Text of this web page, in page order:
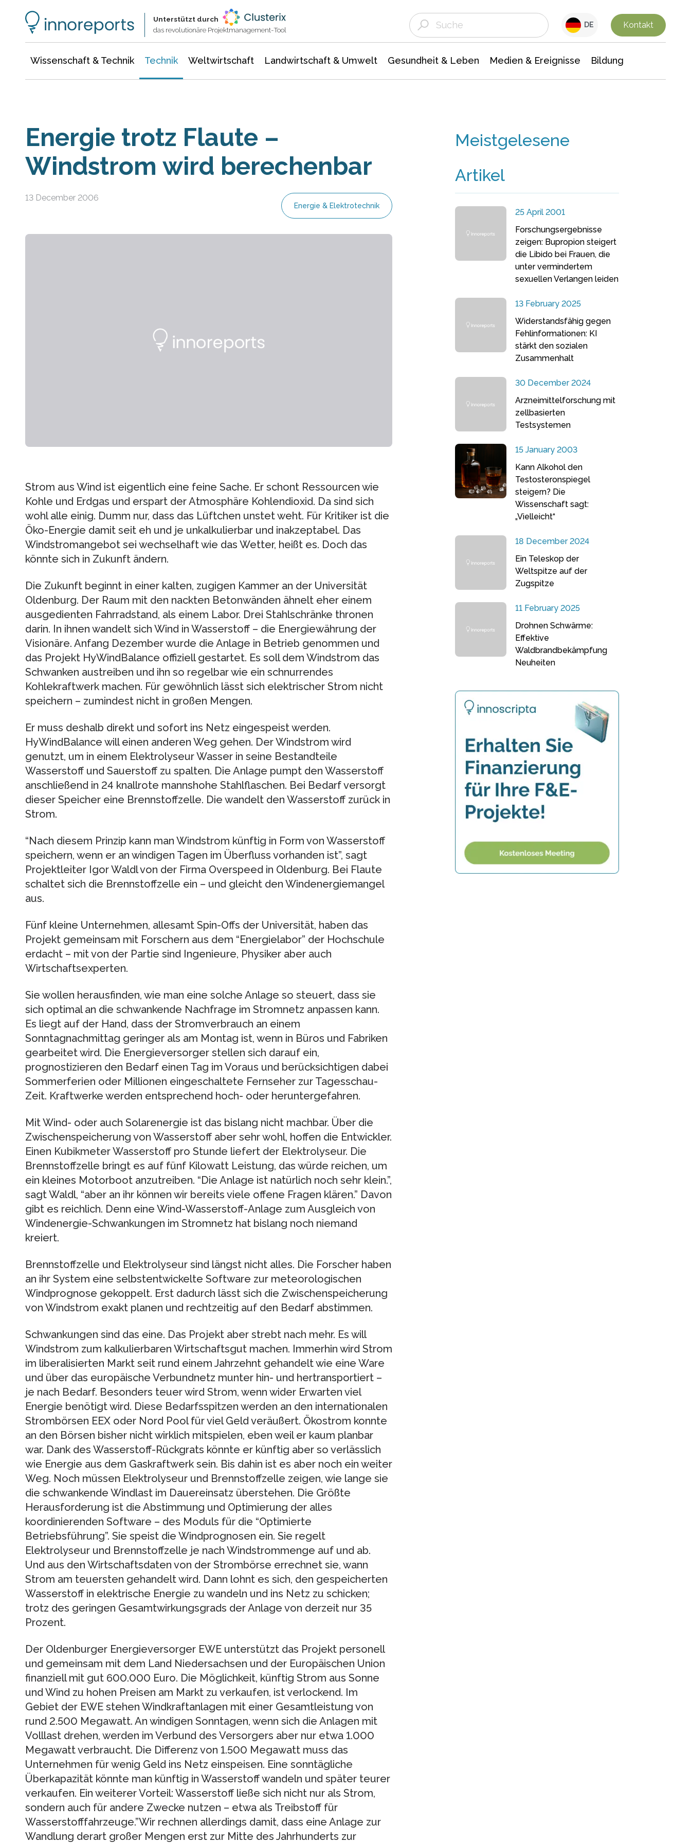
Unterstützt durch
das revolutionäre Projektmanagement-Tool
DE Kontakt
Wissenschaft & Technik Technik Weltwirtschaft Landwirtschaft & Umwelt Gesundheit & Leben Medien & Ereignisse Bildung
Energie trotz Flaute –
Windstrom wird berechenbar
13 December 2006
Energie & Elektrotechnik
Strom aus Wind ist eigentlich eine feine Sache. Er schont Ressourcen wie
Kohle und Erdgas und erspart der Atmosphäre Kohlendioxid. Da sind sich
wohl alle einig. Dumm nur, dass das Lüftchen unstet weht. Für Kritiker ist die
Öko-Energie damit seit eh und je unkalkulierbar und inakzeptabel. Das
Windstromangebot sei wechselhaft wie das Wetter, heißt es. Doch das
könnte sich in Zukunft ändern.
Die Zukunft beginnt in einer kalten, zugigen Kammer an der Universität
Oldenburg. Der Raum mit den nackten Betonwänden ähnelt eher einem
ausgedienten Fahrradstand, als einem Labor. Drei Stahlschränke thronen
darin. In ihnen wandelt sich Wind in Wasserstoff – die Energiewährung der
Visionäre. Anfang Dezember wurde die Anlage in Betrieb genommen und
das Projekt HyWindBalance offiziell gestartet. Es soll dem Windstrom das
Schwanken austreiben und ihn so regelbar wie ein schnurrendes
Kohlekraftwerk machen. Für gewöhnlich lässt sich elektrischer Strom nicht
speichern – zumindest nicht in großen Mengen.
Er muss deshalb direkt und sofort ins Netz eingespeist werden.
HyWindBalance will einen anderen Weg gehen. Der Windstrom wird
genutzt, um in einem Elektrolyseur Wasser in seine Bestandteile
Wasserstoff und Sauerstoff zu spalten. Die Anlage pumpt den Wasserstoff
anschließend in 24 knallrote mannshohe Stahlflaschen. Bei Bedarf versorgt
dieser Speicher eine Brennstoffzelle. Die wandelt den Wasserstoff zurück in
Strom.
“Nach diesem Prinzip kann man Windstrom künftig in Form von Wasserstoff
speichern, wenn er an windigen Tagen im Überfluss vorhanden ist”, sagt
Projektleiter Igor Waldl von der Firma Overspeed in Oldenburg. Bei Flaute
schaltet sich die Brennstoffzelle ein – und gleicht den Windenergiemangel
aus.
Fünf kleine Unternehmen, allesamt Spin-Offs der Universität, haben das
Projekt gemeinsam mit Forschern aus dem “Energielabor” der Hochschule
erdacht – mit von der Partie sind Ingenieure, Physiker aber auch
Wirtschaftsexperten.
Sie wollen herausfinden, wie man eine solche Anlage so steuert, dass sie
sich optimal an die schwankende Nachfrage im Stromnetz anpassen kann.
Es liegt auf der Hand, dass der Stromverbrauch an einem
Sonntagnachmittag geringer als am Montag ist, wenn in Büros und Fabriken
gearbeitet wird. Die Energieversorger stellen sich darauf ein,
prognostizieren den Bedarf einen Tag im Voraus und berücksichtigen dabei
Sommerferien oder Millionen eingeschaltete Fernseher zur Tagesschau-
Zeit. Kraftwerke werden entsprechend hoch- oder heruntergefahren.
Mit Wind- oder auch Solarenergie ist das bislang nicht machbar. Über die
Zwischenspeicherung von Wasserstoff aber sehr wohl, hoffen die Entwickler.
Einen Kubikmeter Wasserstoff pro Stunde liefert der Elektrolyseur. Die
Brennstoffzelle bringt es auf fünf Kilowatt Leistung, das würde reichen, um
ein kleines Motorboot anzutreiben. “Die Anlage ist natürlich noch sehr klein.”,
sagt Waldl, “aber an ihr können wir bereits viele offene Fragen klären.” Davon
gibt es reichlich. Denn eine Wind-Wasserstoff-Anlage zum Ausgleich von
Windenergie-Schwankungen im Stromnetz hat bislang noch niemand
kreiert.
Brennstoffzelle und Elektrolyseur sind längst nicht alles. Die Forscher haben
an ihr System eine selbstentwickelte Software zur meteorologischen
Windprognose gekoppelt. Erst dadurch lässt sich die Zwischenspeicherung
von Windstrom exakt planen und rechtzeitig auf den Bedarf abstimmen.
Schwankungen sind das eine. Das Projekt aber strebt nach mehr. Es will
Windstrom zum kalkulierbaren Wirtschaftsgut machen. Immerhin wird Strom
im liberalisierten Markt seit rund einem Jahrzehnt gehandelt wie eine Ware
und über das europäische Verbundnetz munter hin- und hertransportiert –
je nach Bedarf. Besonders teuer wird Strom, wenn wider Erwarten viel
Energie benötigt wird. Diese Bedarfsspitzen werden an den internationalen
Strombörsen EEX oder Nord Pool für viel Geld veräußert. Ökostrom konnte
an den Börsen bisher nicht wirklich mitspielen, eben weil er kaum planbar
war. Dank des Wasserstoff-Rückgrats könnte er künftig aber so verlässlich
wie Energie aus dem Gaskraftwerk sein. Bis dahin ist es aber noch ein weiter
Weg. Noch müssen Elektrolyseur und Brennstoffzelle zeigen, wie lange sie
die schwankende Windlast im Dauereinsatz überstehen. Die Größte
Herausforderung ist die Abstimmung und Optimierung der alles
koordinierenden Software – des Moduls für die “Optimierte
Betriebsführung”. Sie speist die Windprognosen ein. Sie regelt
Elektrolyseur und Brennstoffzelle je nach Windstrommenge auf und ab.
Und aus den Wirtschaftsdaten von der Strombörse errechnet sie, wann
Strom am teuersten gehandelt wird. Dann lohnt es sich, den gespeicherten
Wasserstoff in elektrische Energie zu wandeln und ins Netz zu schicken;
trotz des geringen Gesamtwirkungsgrads der Anlage von derzeit nur 35
Prozent.
Der Oldenburger Energieversorger EWE unterstützt das Projekt personell
und gemeinsam mit dem Land Niedersachsen und der Europäischen Union
finanziell mit gut 600.000 Euro. Die Möglichkeit, künftig Strom aus Sonne
und Wind zu hohen Preisen am Markt zu verkaufen, ist verlockend. Im
Gebiet der EWE stehen Windkraftanlagen mit einer Gesamtleistung von
rund 2.500 Megawatt. An windigen Sonntagen, wenn sich die Anlagen mit
Volllast drehen, werden im Verbund des Versorgers aber nur etwa 1.000
Megawatt verbraucht. Die Differenz von 1.500 Megawatt muss das
Unternehmen für wenig Geld ins Netz einspeisen. Eine sonntägliche
Überkapazität könnte man künftig in Wasserstoff wandeln und später teurer
verkaufen. Ein weiterer Vorteil: Wasserstoff ließe sich nicht nur als Strom,
sondern auch für andere Zwecke nutzen – etwa als Treibstoff für
Wasserstofffahrzeuge.”Wir rechnen allerdings damit, dass eine Anlage zur
Wandlung derart großer Mengen erst zur Mitte des Jahrhunderts zur
Meistgelesene
Artikel
25 April 2001
Forschungsergebnisse
zeigen: Bupropion steigert
die Libido bei Frauen, die
unter vermindertem
sexuellen Verlangen leiden
13 February 2025
Widerstandsfähig gegen
Fehlinformationen: KI
stärkt den sozialen
Zusammenhalt
30 December 2024
Arzneimittelforschung mit
zellbasierten
Testsystemen
15 January 2003
Kann Alkohol den
Testosteronspiegel
steigern? Die
Wissenschaft sagt:
„Vielleicht“
18 December 2024
Ein Teleskop der
Weltspitze auf der
Zugspitze
11 February 2025
Drohnen Schwärme:
Effektive
Waldbrandbekämpfung
Neuheiten